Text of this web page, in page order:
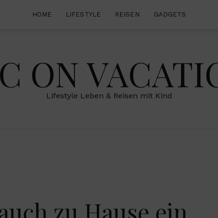
HOME LIFESTYLE REISEN GADGETS
ON
Lifestyle Leben & Reisen mit Kind
zu Hause ein